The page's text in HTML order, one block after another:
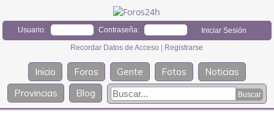
Usuario: Contraseña:
Recordar Datos de Acceso Registrarse
Inicio Foros Gente Fotos
Noticias
Provincias
Blog